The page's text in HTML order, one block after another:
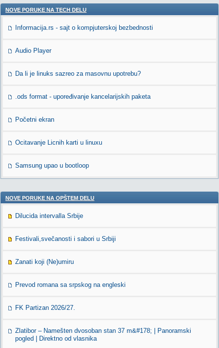
NOVE PORUKE NA TECH DELU
Informacija.rs - sajt o kompjuterskoj bezbednosti
Audio Player
Da li je linuks sazreo za masovnu upotrebu?
.ods format - upoređivanje kancelarijskih paketa
Početni ekran
Ocitavanje Licnih karti u linuxu
Samsung upao u bootloop
NOVE PORUKE NA OPŠTEM DELU
Dilucida intervalla Srbije
Festivali,svečanosti i sabori u Srbiji
Zanati koji (Ne)umiru
Prevod romana sa srpskog na engleski
FK Partizan 2026/27.
Zlatibor – Namešten dvosoban stan 37 m&#178; | Panoramski
pogled | Direktno od vlasnika